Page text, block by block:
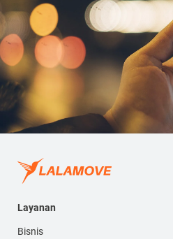
Layanan
Bisnis